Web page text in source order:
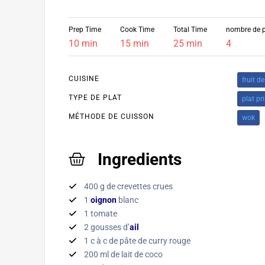
Prep Time
10 min
Cook Time
15 min
Total Time
25 min
nombre de
4
CUISINE fruit
TYPE DE PLAT plat
MÉTHODE DE CUISSON wok
Ingredients
400 g de crevettes crues
1 oignon blanc
1 tomate
2 gousses d’ail
1 c à c de pâte de curry rouge
200 ml de lait de coco